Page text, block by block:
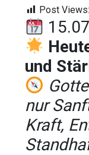
Post Views:
und
nur
Kraft,